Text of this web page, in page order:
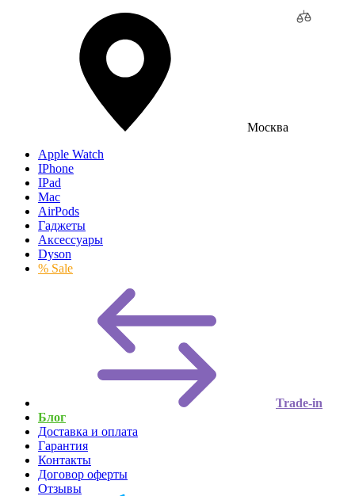
Москва
Apple Watch
IPhone
IPad
Mac
AirPods
Гаджеты
Аксессуары
Dyson
% Sale
Trade-in
Блог
Доставка и оплата
Гарантия
Контакты
Договор оферты
Отзывы